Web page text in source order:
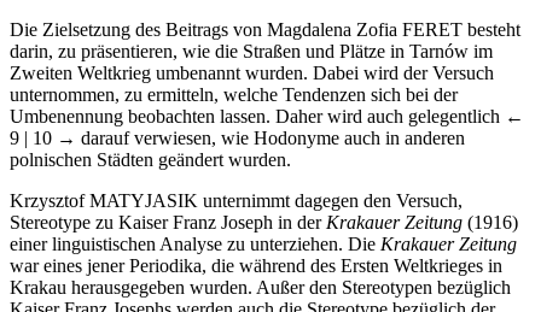
Die Zielsetzung des Beitrags von Magdalena Zofia FERET besteht
darin, zu präsentieren, wie die Straßen und Plätze in Tarnów im
Zweiten Weltkrieg umbenannt wurden. Dabei wird der Versuch
unternommen, zu ermitteln, welche Tendenzen sich bei der
Umbenennung beobachten lassen. Daher wird auch gelegentlich ←
9 | 10 → darauf verwiesen, wie Hodonyme auch in anderen
polnischen Städten geändert wurden.
Krzysztof MATYJASIK unternimmt dagegen den Versuch,
Stereotype zu Kaiser Franz Joseph in der Krakauer Zeitung (1916)
einer linguistischen Analyse zu unterziehen. Die Krakauer Zeitung
war eines jener Periodika, die während des Ersten Weltkrieges in
Krakau herausgegeben wurden. Außer den Stereotypen bezüglich